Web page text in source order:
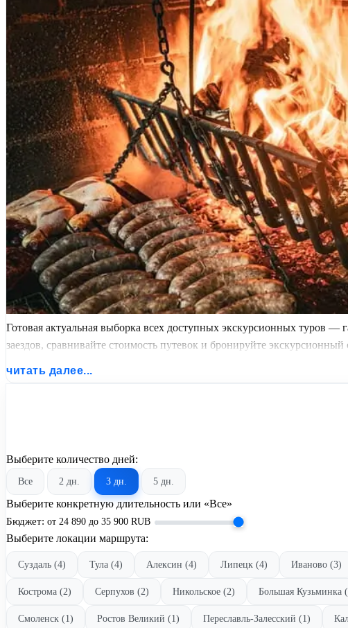
Готовая актуальная выборка всех доступных экскурсионных туров
заездов, сравнивайте стоимость путевок и бронируйте
читать далее...
Выберите количество дней:
Все 2 дн. 3 дн. 5 дн.
Выберите конкретную длительность или «Все»
Бюджет: от 24 890 до 35 900 RUB
Выберите локации маршрута:
Суздаль (4) Тула (4) Алексин (4) Липецк (4) Иваново (3)
Кострома (2) Серпухов (2) Никольское (2) Большая Кузьминка
Смоленск (1) Ростов Великий (1) Переславль-Залесский (1)